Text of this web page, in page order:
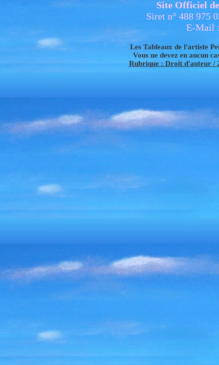
Site Officiel
Siret n° 488 975
E-Mail
Les Tableaux de l'artiste
Vous ne devez en aucun
Rubrique : Droit d'auteur /